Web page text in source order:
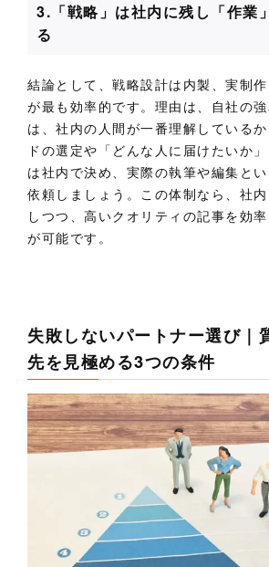
3.「戦略」は社内に残し「作業
る
結論として、戦略設計は内製、実制
が最も効率的です。理由は、自社の
は、社内の人間が一番理解している
ドの選定や「どんな人に届けたいか
は社内で決め、実際の執筆や編集と
依頼しましょう。この体制なら、社
しつつ、高いクオリティの記事を効
が可能です。
失敗しないパートナー選び｜
先を見極める3つの条件